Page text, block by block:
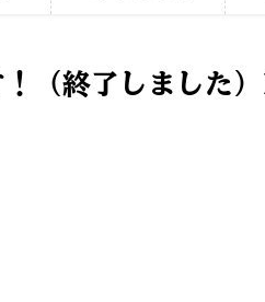
（終了しました）